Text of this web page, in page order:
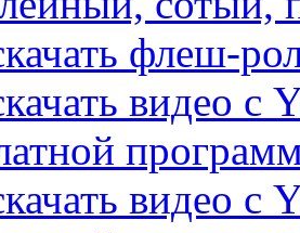
флеш-
видео с
видео с